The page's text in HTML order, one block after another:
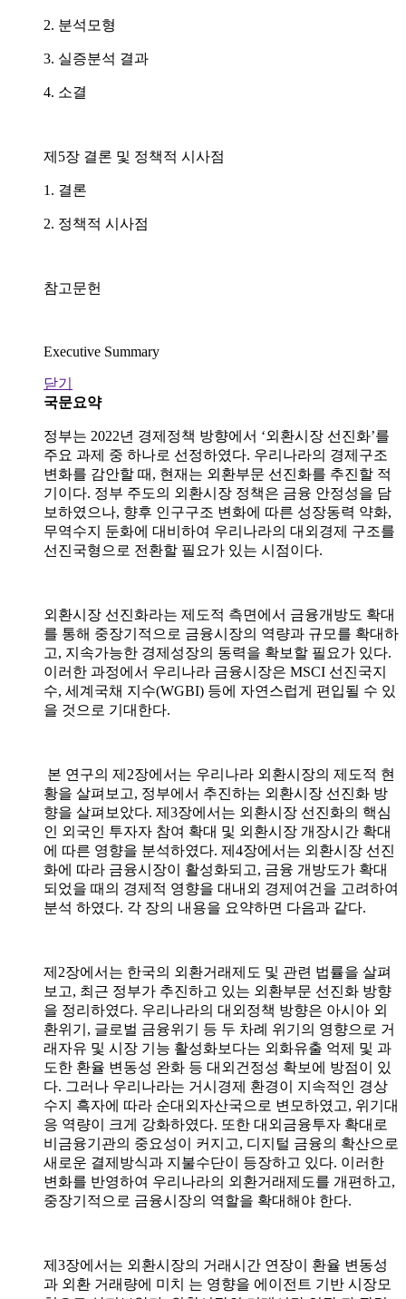
2. 분석모형
3. 실증분석 결과
4. 소결
제5장 결론 및 정책적 시사점
1. 결론
2. 정책적 시사점
참고문헌
Executive Summary
닫기
국문요약
정부는 2022년 경제정책 방향에서 ‘외환시장 선진화’를
주요 과제 중 하나로 선정하였다. 우리나라의 경제구조
변화를 감안할 때, 현재는 외환부문 선진화를 추진할 적
기이다. 정부 주도의 외환시장 정책은 금융 안정성을 담
보하였으나, 향후 인구구조 변화에 따른 성장동력 약화,
무역수지 둔화에 대비하여 우리나라의 대외경제 구조를
선진국형으로 전환할 필요가 있는 시점이다.
외환시장 선진화라는 제도적 측면에서 금융개방도 확대
를 통해 중장기적으로 금융시장의 역량과 규모를 확대하
고, 지속가능한 경제성장의 동력을 확보할 필요가 있다.
이러한 과정에서 우리나라 금융시장은 MSCI 선진국지
수, 세계국채 지수(WGBI) 등에 자연스럽게 편입될 수 있
을 것으로 기대한다.
본 연구의 제2장에서는 우리나라 외환시장의 제도적 현
황을 살펴보고, 정부에서 추진하는 외환시장 선진화 방
향을 살펴보았다. 제3장에서는 외환시장 선진화의 핵심
인 외국인 투자자 참여 확대 및 외환시장 개장시간 확대
에 따른 영향을 분석하였다. 제4장에서는 외환시장 선진
화에 따라 금융시장이 활성화되고, 금융 개방도가 확대
되었을 때의 경제적 영향을 대내외 경제여건을 고려하여
분석 하였다. 각 장의 내용을 요약하면 다음과 같다.
제2장에서는 한국의 외환거래제도 및 관련 법률을 살펴
보고, 최근 정부가 추진하고 있는 외환부문 선진화 방향
을 정리하였다. 우리나라의 대외정책 방향은 아시아 외
환위기, 글로벌 금융위기 등 두 차례 위기의 영향으로 거
래자유 및 시장 기능 활성화보다는 외화유출 억제 및 과
도한 환율 변동성 완화 등 대외건정성 확보에 방점이 있
다. 그러나 우리나라는 거시경제 환경이 지속적인 경상
수지 흑자에 따라 순대외자산국으로 변모하였고, 위기대
응 역량이 크게 강화하였다. 또한 대외금융투자 확대로
비금융기관의 중요성이 커지고, 디지털 금융의 확산으로
새로운 결제방식과 지불수단이 등장하고 있다. 이러한
변화를 반영하여 우리나라의 외환거래제도를 개편하고,
중장기적으로 금융시장의 역할을 확대해야 한다.
제3장에서는 외환시장의 거래시간 연장이 환율 변동성
과 외환 거래량에 미치 는 영향을 에이전트 기반 시장모